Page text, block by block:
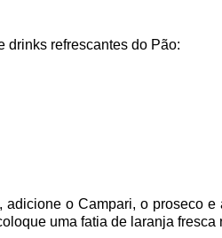
drinks refrescantes do Pão:
o Campari, o proseco
uma fatia de laranja fresca